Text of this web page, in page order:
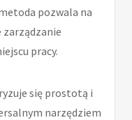
pozwala na
pracy.
się prostotą i
narzędziem